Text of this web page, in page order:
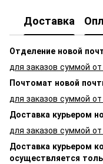
Доставка
Отделение новой
для заказов суммой
Почтомат новой
для заказов суммой
Доставка курьером
для заказов суммой
Доставка курьером
осуществляется